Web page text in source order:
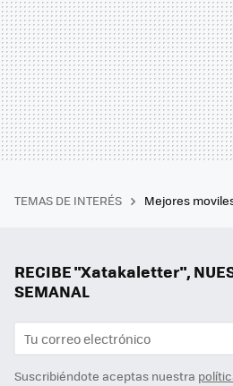
TEMAS DE INTERÉS Mejores
RECIBE "Xatakaletter",
SEMANAL
Suscribiéndote aceptas nuestra